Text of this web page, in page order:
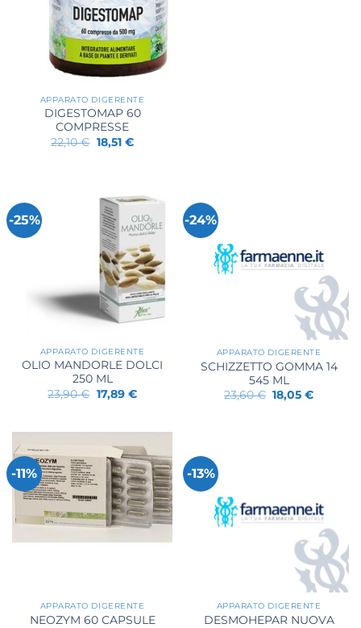
APPARATO DIGERENTE
DIGESTOMAP 60
COMPRESSE
22,10€ Il
prezzo
18,51 €Il
-25%
APPARATO DIGERENTE
OLIO MANDORLE DOLCI
250 ML
23,90€ Il
prezzo
23,90 €.
17,89 €Il
17,89 €.
-24%
APPARATO DIGERENTE
SCHIZZETTO GOMMA 14
545 ML
23,60€ Il
prezzo
18,05€Il
-11%
APPARATO DIGERENTE
NEOZYM 60 CAPSULE
-13%
APPARATO DIGERENTE
DESMOHEPAR NUOVA